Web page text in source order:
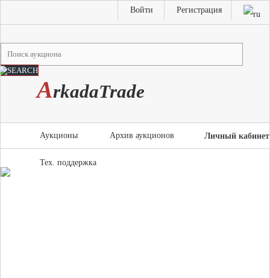
Войти Регистрация
ArkadaTrade
Личный кабинет
Аукционы Архив аукционов
Тех. поддержка